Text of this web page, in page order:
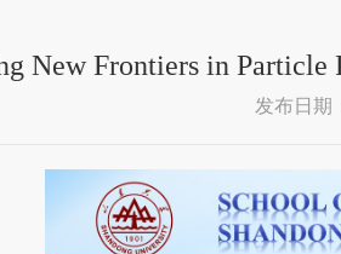
New Frontiers in Particle
发布日期